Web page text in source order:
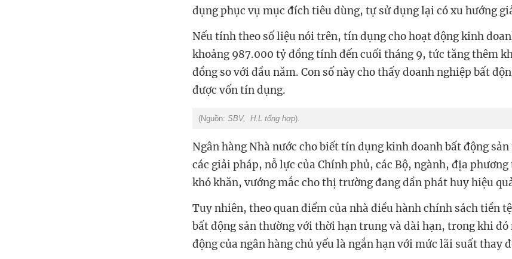
dụng phục vụ mục đích tiêu dùng, tự sử dụng lại có xu hướng
Nếu tính theo số liệu nói trên, tín dụng cho hoạt động kinh
khoảng 987.000 tỷ đồng tính đến cuối tháng 9, tức tăng thêm
đồng so với đầu năm. Con số này cho thấy doanh nghiệp bất
được vốn tín dụng.
(Nguồn: SBV, H.L tổng hợp).
Ngân hàng Nhà nước cho biết tín dụng kinh doanh bất động
các giải pháp, nỗ lực của Chính phủ, các Bộ, ngành, địa
khó khăn, vướng mắc cho thị trường đang dần phát huy hiệu
Tuy nhiên, theo quan điểm của nhà điều hành chính sách tiền
bất động sản thường với thời hạn trung và dài hạn, trong khi đó
động của ngân hàng chủ yếu là ngắn hạn với mức lãi suất thay